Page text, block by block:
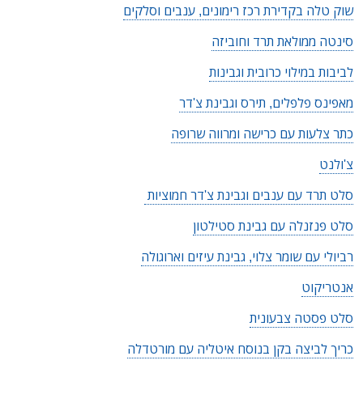
שוק טלה בקדירת רכז רימונים, ענבים וסלקים
סינטה ממולאת תרד וחוביזה
לביבות במילוי כרובית וגבינות
מאפינס פלפלים, תירס וגבינת צ'דר
כתר צלעות עם כרישה ומרווה שרופה
צ'ולנט
סלט תרד עם ענבים וגבינת צ'דר חמוציות
סלט פנזנלה עם גבינת סטילטון
רביולי עם שומר צלוי, גבינת עיזים וארוגולה
אנטריקוט
סלט פסטה צבעונית
כריך לביצה בקן בנוסח איטליה עם מורטדלה